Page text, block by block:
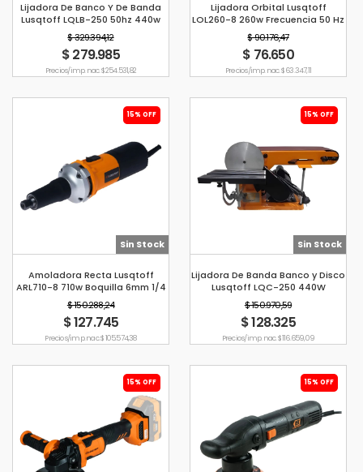
Lijadora De Banco Y De Banda
Lusqtoff LQLB-250 50hz 440w
$ 329.394,12
$ 279.985
Precio s/imp. nac. $ 254.531,82
Lijadora Orbital Lusqtoff
LOL260-8 260w Frecuencia 50 Hz
$ 90.176,47
$ 76.650
Precio s/imp. nac. $ 63.347,11
15% OFF
Sin Stock
Amoladora Recta Lusqtoff
ARL710-8 710w Boquilla 6mm 1/4
Pulg
$ 150.288,24
$ 127.745
Precio s/imp. nac. $ 105.574,38
15% OFF
Sin Stock
Lijadora De Banda Banco y Disco
Lusqtoff LQC-250 440W
$ 150.970,59
$ 128.325
Precio s/imp. nac. $ 116.659,09
15% OFF 15% OFF